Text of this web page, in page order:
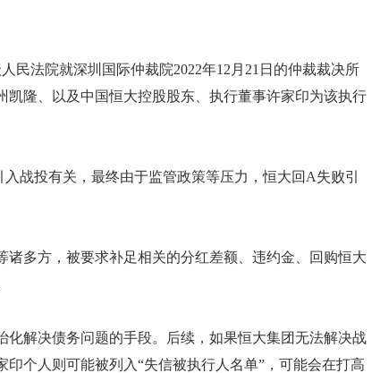
民法院就深圳国际仲裁院2022年12月21日的仲裁裁决所
隆、以及中国恒大控股股东、执行董事许家印为该执行
战投有关，最终由于监管政策等压力，恒大回A失败引
多方，被要求补足相关的分红差额、违约金、回购恒大
解决债务问题的手段。后续，如果恒大集团无法解决战
个人则可能被列入“失信被执行人名单”，可能会在打高